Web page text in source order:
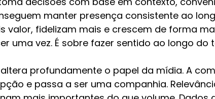
manter presença consistente ao
valor, fidelizam mais e crescem de forma
uma vez. É sobre fazer sentido ao longo do
profundamente o papel da mídia. A
e passa a ser uma companhia.